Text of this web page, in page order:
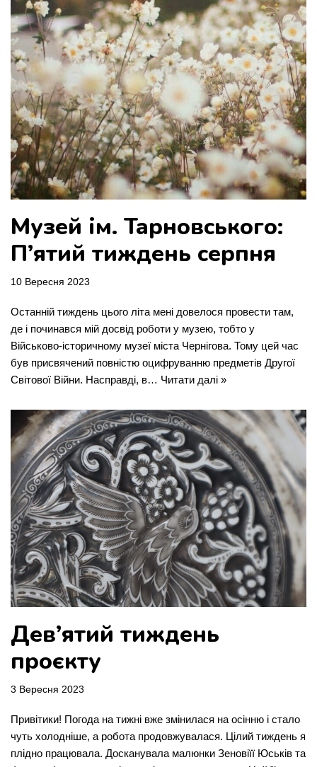
Музей ім. Тарновського:
П’ятий тиждень серпня
10 Вересня 2023
Останній тиждень цього літа мені довелося провести там,
де і починався мій досвід роботи у музею, тобто у
Військово-історичному музеї міста Чернігова. Тому цей час
був присвячений повністю оцифруванню предметів Другої
Світової Війни. Насправді, в… Читати далі »
Дев’ятий тиждень
проєкту
3 Вересня 2023
Привітики! Погода на тижні вже змінилася на осінню і стало
чуть холодніше, а робота продовжувалася. Цілий тиждень я
плідно працювала. Досканувала малюнки Зеновіїї Юськів та